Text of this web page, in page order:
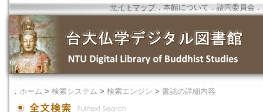
サイトマップ．本館について ． 諮問委員会 ．
． ホーム > 検索システム > 検索エンジン > 書誌の詳細内容